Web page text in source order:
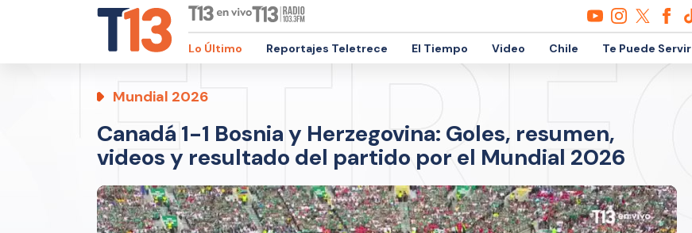
Lo Último Reportajes Teletrece El Tiempo Video Chile Te Puede Servir
Mundial 2026
Canadá 1-1 Bosnia y Herzegovina: Goles, resumen,
videos y resultado del partido por el Mundial 2026